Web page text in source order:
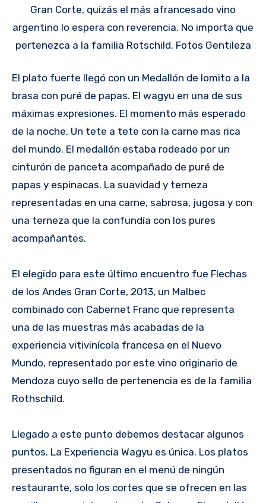
Gran Corte, quizás el más afrancesado vino
argentino lo espera con reverencia. No importa que
pertenezca a la familia Rotschild. Fotos Gentileza
El plato fuerte llegó con un Medallón de lomito a la
brasa con puré de papas. El wagyu en una de sus
máximas expresiones. El momento más esperado
de la noche. Un tete a tete con la carne mas rica
del mundo. El medallón estaba rodeado por un
cinturón de panceta acompañado de puré de
papas y espinacas. La suavidad y terneza
representadas en una carne, sabrosa, jugosa y con
una terneza que la confundía con los pures
acompañantes.
El elegido para este último encuentro fue Flechas
de los Andes Gran Corte, 2013, un Malbec
combinado con Cabernet Franc que representa
una de las muestras más acabadas de la
experiencia vitivinícola francesa en el Nuevo
Mundo, representado por este vino originario de
Mendoza cuyo sello de pertenencia es de la familia
Rothschild.
Llegado a este punto debemos destacar algunos
puntos. La Experiencia Wagyu es única. Los platos
presentados no figuran en el menú de ningún
restaurante, solo los cortes que se ofrecen en las